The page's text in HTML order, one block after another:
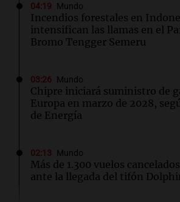
04:19 Mundo
Incendios forestales en
intensifican las llamas en el
Bromo Tengger Semeru
03:26 Mundo
Chipre iniciará suministro de
Europa en marzo de 2028,
de Energía
02:13 Mundo
Más de 1.300 vuelos
ante la llegada del tifón